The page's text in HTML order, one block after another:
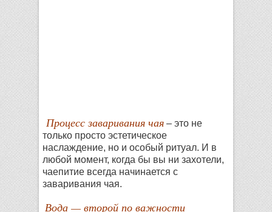
Процесс заваривания чая – это не
только просто эстетическое
наслаждение, но и особый ритуал. И в
любой момент, когда бы вы ни захотели,
чаепитие всегда начинается с
заваривания чая.
Вода — второй по важности